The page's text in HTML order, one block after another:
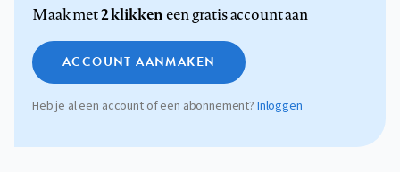
Maak met2 klikkeneen gratis account aan
ACCOUNT AANMAKEN
Heb je al een account of een abonnement? Inloggen